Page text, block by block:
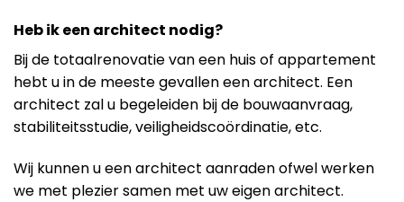
Heb ik een architect nodig?
Bij de totaalrenovatie van een huis of appartement
hebt u in de meeste gevallen een architect. Een
architect zal u begeleiden bij de bouwaanvraag,
stabiliteitsstudie, veiligheidscoördinatie, etc.
Wij kunnen u een architect aanraden ofwel werken
we met plezier samen met uw eigen architect.